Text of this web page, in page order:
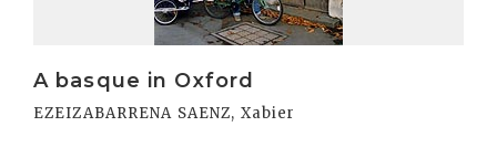
A basque in Oxford
EZEIZABARRENA SAENZ, Xabier